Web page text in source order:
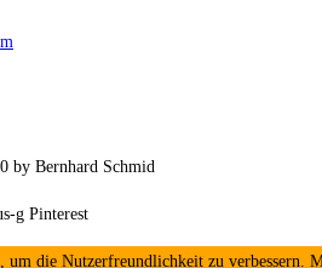
by Bernhard Schmid
g Pinterest
um die Nutzerfreundlichkeit zu verbessern.